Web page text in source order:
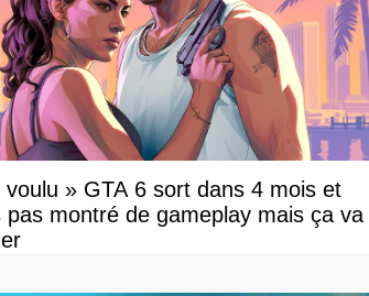
voulu » GTA 6 sort dans 4 mois et
pas montré de gameplay mais ça va